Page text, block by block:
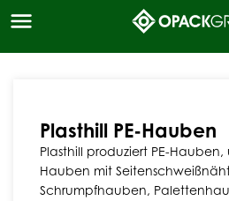
Plasthill PE-Hauben
Plasthill produziert PE-
Hauben mit
Schrumpfhauben,